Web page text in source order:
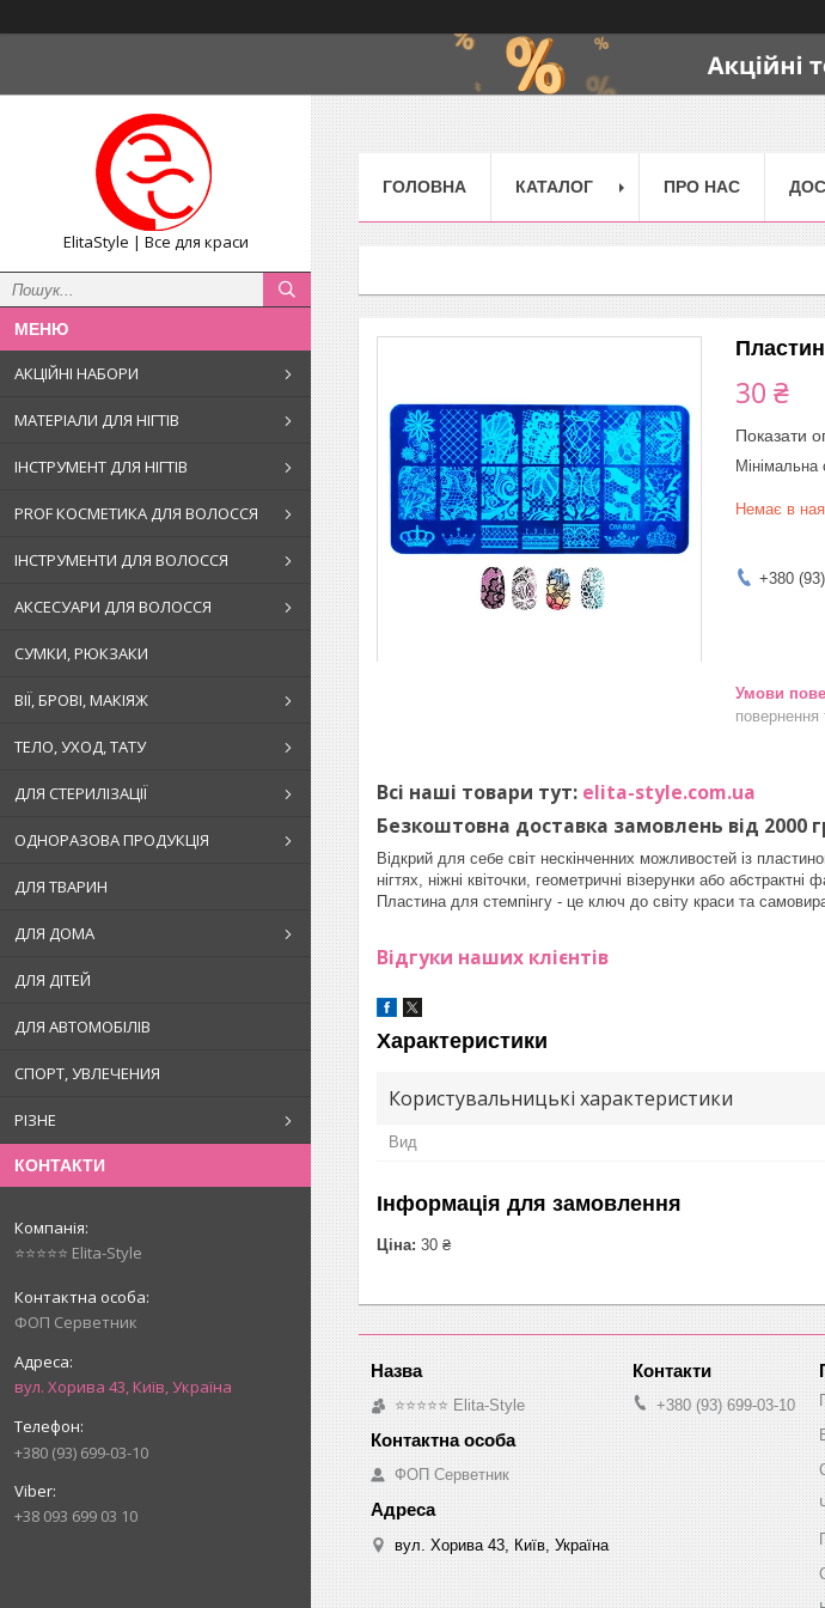
ElitaStyle | Все для краси
АКЦІЙНІ НАБОРИ
МАТЕРІАЛИ ДЛЯ НІГТІВ
ІНСТРУМЕНТ ДЛЯ НІГТІВ
PROF КОСМЕТИКА ДЛЯ ВОЛОССЯ
ІНСТРУМЕНТИ ДЛЯ ВОЛОССЯ
АКСЕСУАРИ ДЛЯ ВОЛОССЯ
СУМКИ, РЮКЗАКИ
ВІЇ, БРОВІ, МАКІЯЖ
ТЕЛО, УХОД, ТАТУ
ДЛЯ СТЕРИЛІЗАЦІЇ
ОДНОРАЗОВА ПРОДУКЦІЯ
ДЛЯ ТВАРИН
ДЛЯ ДОМА
ДЛЯ ДІТЕЙ
ДЛЯ АВТОМОБІЛІВ
СПОРТ, УВЛЕЧЕНИЯ
РІЗНЕ
КОНТАКТИ
⭐⭐⭐⭐⭐ Elita-Style
ФОП Серветник
вул. Хорива 43, Київ, Україна
+380 (93) 699-03-10
+38 093 699 03 10
ГОЛОВНА КАТАЛОГ ПРО НАС
30 ₴
Показати
Немає в
+380
повернення
Всі наші товари тут: elita-style.com.ua
Безкоштовна доставка замовлень від 2000
Відкрий для себе світ нескінченних можливостей із
нігтях, ніжні квіточки, геометричні візерунки або
Пластина для стемпінгу - це ключ до світу краси та
Відгуки наших клієнтів
Характеристики
Користувальницькі характеристики
Вид
Інформація для замовлення
Ціна: 30 ₴
⭐⭐⭐⭐⭐ Elita-Style
ФОП Серветник
вул. Хорива 43, Київ, Україна
+380 (93) 699-03-10